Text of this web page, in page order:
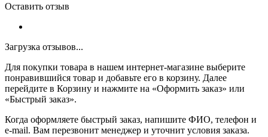
Оставить отзыв
Загрузка отзывов...
Для покупки товара в нашем интернет-магазине выберите
понравившийся товар и добавьте его в корзину. Далее
перейдите в Корзину и нажмите на «Оформить заказ» или
«Быстрый заказ».
Когда оформляете быстрый заказ, напишите ФИО, телефон и
e-mail. Вам перезвонит менеджер и уточнит условия заказа.